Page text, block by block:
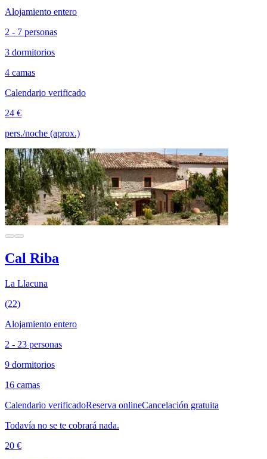
Alojamiento entero
2 - 7 personas
3 dormitorios
4 camas
Calendario verificado
24 €
pers./noche (aprox.)
Cal Riba
La Llacuna
(22)
Alojamiento entero
2 - 23 personas
9 dormitorios
16 camas
Calendario verificadoReserva onlineCancelación gratuita
Todavía no se te cobrará nada.
20 €